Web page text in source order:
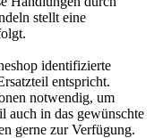
stellt eine
identifizierte
entspricht.
notwendig, um
auch in das gewünschte
gerne zur Verfügung.